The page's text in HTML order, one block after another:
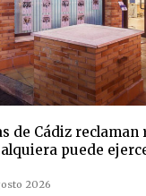
de Cádiz reclaman
puede
2026